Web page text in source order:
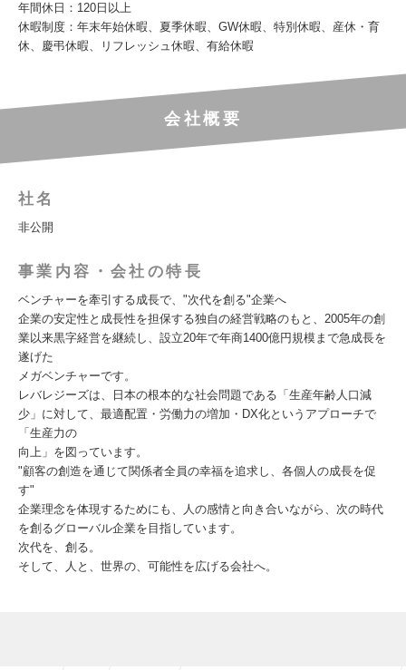
年間休日：120日以上
休暇制度：年末年始休暇、夏季休暇、GW休暇、特別休暇、産休・育
休、慶弔休暇、リフレッシュ休暇、有給休暇
会社概要
社名
非公開
事業内容・会社の特長
ベンチャーを牽引する成長で、"次代を創る"企業へ
企業の安定性と成長性を担保する独自の経営戦略のもと、2005年の創
業以来黒字経営を継続し、設立20年で年商1400億円規模まで急成長を
遂げた
メガベンチャーです。
レバレジーズは、日本の根本的な社会問題である「生産年齢人口減
少」に対して、最適配置・労働力の増加・DX化というアプローチで
「生産力の
向上」を図っています。
"顧客の創造を通じて関係者全員の幸福を追求し、各個人の成⻑を促
す"
企業理念を体現するためにも、⼈の感情と向き合いながら、次の時代
を創るグローバル企業を⽬指しています。
次代を、創る。
そして、人と、世界の、可能性を広げる会社へ。